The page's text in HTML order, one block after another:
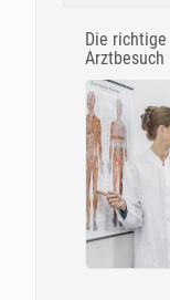
Die
Arztbesuch